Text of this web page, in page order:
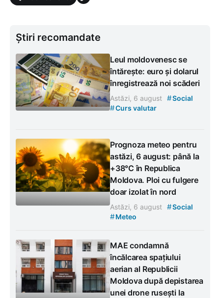
Știri recomandate
Leul moldovenesc se
întărește: euro și dolarul
înregistrează noi scăderi
Astăzi, 6 august #Social
#Curs valutar
Prognoza meteo pentru
astăzi, 6 august: până la
+38°C în Republica
Moldova. Ploi cu fulgere
doar izolat în nord
Astăzi, 6 august #Social
#Meteo
MAE condamnă
încălcarea spațiului
aerian al Republicii
Moldova după depistarea
unei drone rusești la